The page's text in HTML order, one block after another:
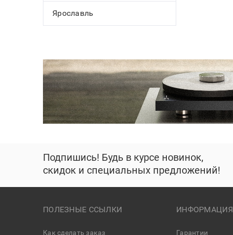
Ярославль
Подпишись! Будь в курсе новинок,
скидок и специальных предложений!
ПОЛЕЗНЫЕ ССЫЛКИ
Как сделать заказ
ИНФОРМАЦИЯ
Гарантии